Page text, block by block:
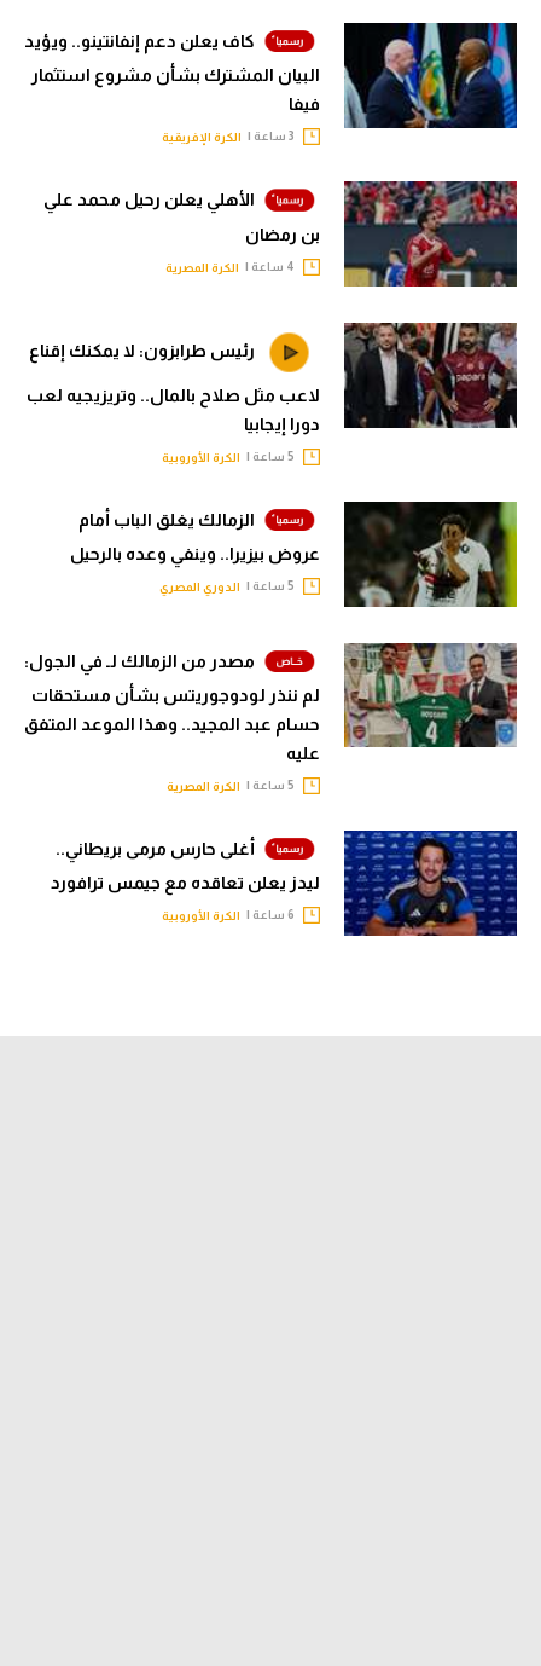
كاف يعلن دعم إنفانتينو.. ويؤيد
البيان المشترك بشأن مشروع استثمار
فيفا
الكرة الإفريقية
الأهلي يعلن رحيل محمد علي
بن رمضان
الكرة المصرية
رئيس طرابزون: لا يمكنك إقناع
لاعب مثل صلاح بالمال.. وتريزيجيه لعب
دورا إيجابيا
الكرة الأوروبية
الزمالك يغلق الباب أمام
عروض بيزيرا.. وينفي وعده بالرحيل
الدوري المصري
مصدر من الزمالك لـ في الجول:
لم ننذر لودوجوريتس بشأن مستحقات
حسام عبد المجيد.. وهذا الموعد المتفق
عليه
الكرة المصرية
أغلى حارس مرمى بريطاني..
ليدز يعلن تعاقده مع جيمس ترافورد
الكرة الأوروبية